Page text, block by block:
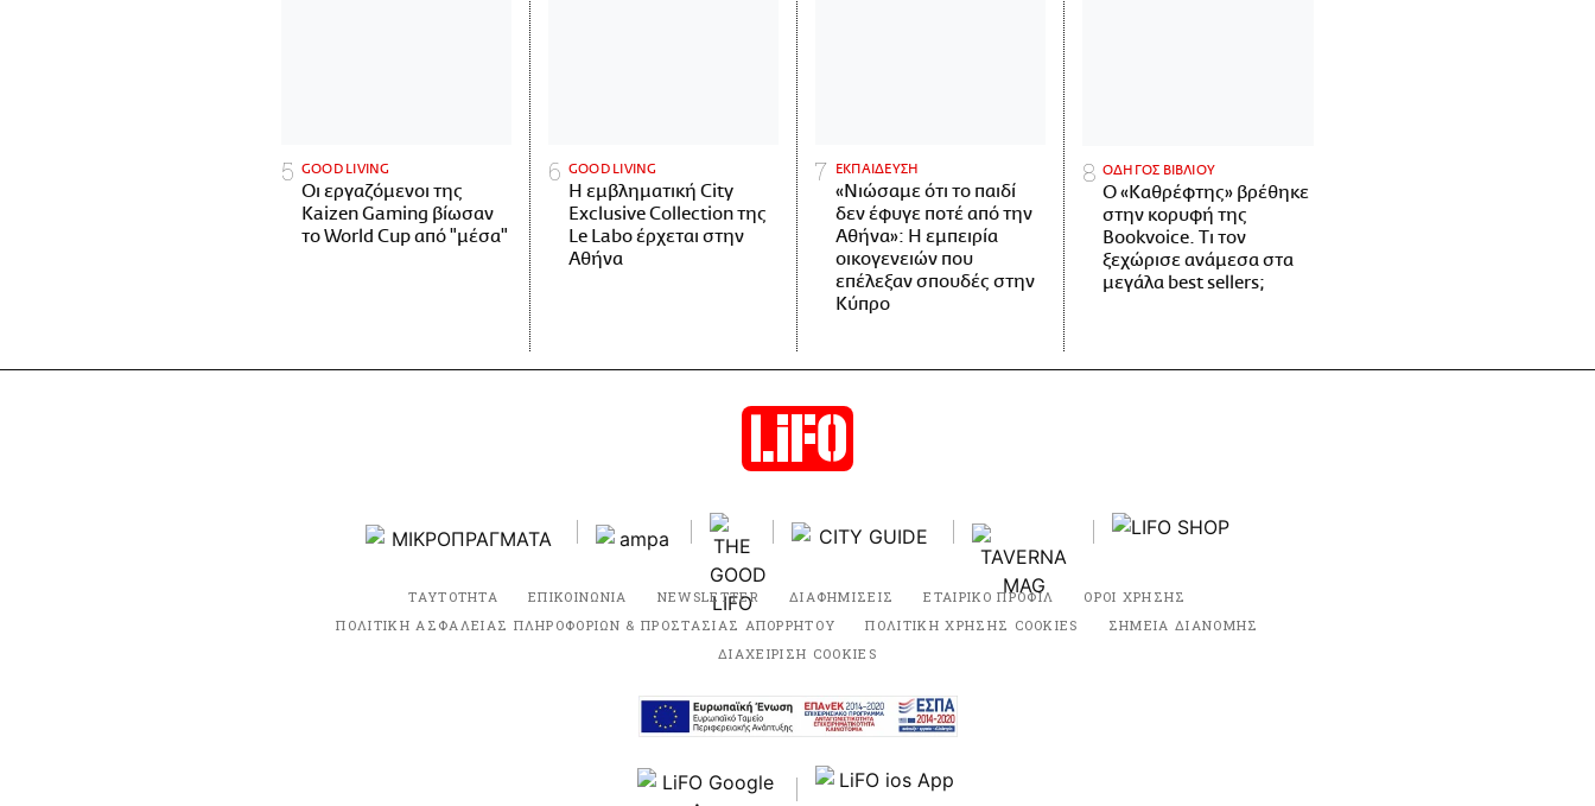
GOOD LIVING
Οι εργαζόμενοι της
Kaizen Gaming βίωσαν
το World Cup από "μέσα"
GOOD LIVING
Η εμβληματική City
Exclusive Collection της
Le Labo έρχεται στην
Αθήνα
ΕΚΠΑΙΔΕΥΣΗ
«Νιώσαμε ότι το παιδί
δεν έφυγε ποτέ από την
Αθήνα»: Η εμπειρία
οικογενειών που
επέλεξαν σπουδές στην
Κύπρο
ΟΔΗΓΟΣ ΒΙΒΛΙΟΥ
Ο «Καθρέφτης» βρέθηκε
στην κορυφή της
Bookvoice. Τι τον
ξεχώρισε ανάμεσα στα
μεγάλα best sellers;
ΤΑΥΤΟΤΗΤΑ ΕΠΙΚΟΙΝΩΝΙΑ NEWSLETTER ΔΙΑΦΗΜΙΣΕΙΣ ΕΤΑΙΡΙΚΟ ΠΡΟΦΙΛ
ΟΡΟΙ ΧΡΗΣΗΣ
ΠΟΛΙΤΙΚΗ ΑΣΦΑΛΕΙΑΣ ΠΛΗΡΟΦΟΡΙΩΝ & ΠΡΟΣΤΑΣΙΑΣ ΑΠΟΡΡΗΤΟΥ
ΠΟΛΙΤΙΚΗ ΧΡΗΣΗΣ COOKIES
ΣΗΜΕΙΑ ΔΙΑΝΟΜΗΣ
ΔΙΑΧΕΙΡΙΣΗ COOKIES